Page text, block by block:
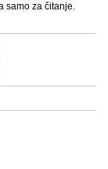
samo za čitanje.